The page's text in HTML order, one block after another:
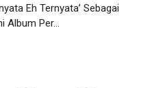
Eh Ternyata’ Sebagai
Album Per...